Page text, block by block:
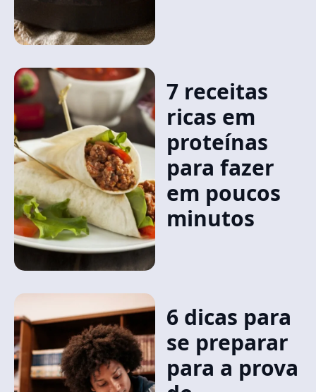
7 receitas
ricas em
proteínas
para fazer
em poucos
minutos
6 dicas para
se preparar
para a prova